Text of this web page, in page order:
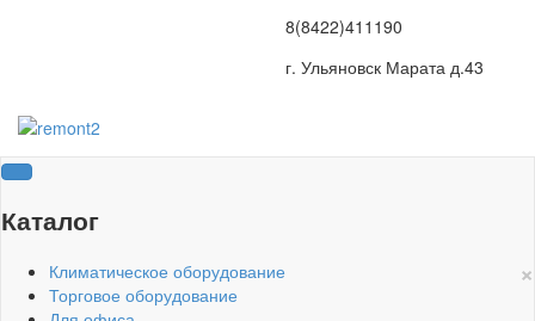
8(8422)411190
г. Ульяновск Марата д.43
Каталог
×
Климатическое оборудование
Торговое оборудование